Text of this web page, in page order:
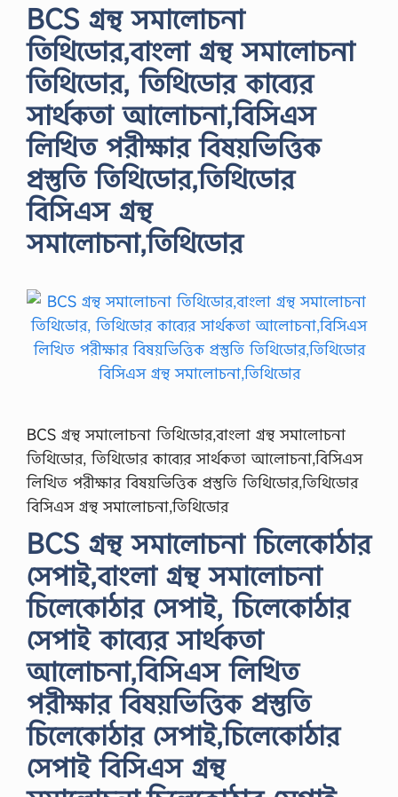
BCS গ্রন্থ সমালোচনা
তিথিডোর,বাংলা গ্রন্থ সমালোচনা
তিথিডোর, তিথিডোর কাব্যের
সার্থকতা আলোচনা,বিসিএস
লিখিত পরীক্ষার বিষয়ভিত্তিক
প্রস্তুতি তিথিডোর,তিথিডোর
বিসিএস গ্রন্থ
সমালোচনা,তিথিডোর
BCS গ্রন্থ সমালোচনা তিথিডোর,বাংলা গ্রন্থ সমালোচনা
তিথিডোর, তিথিডোর কাব্যের সার্থকতা আলোচনা,বিসিএস
লিখিত পরীক্ষার বিষয়ভিত্তিক প্রস্তুতি তিথিডোর,তিথিডোর
বিসিএস গ্রন্থ সমালোচনা,তিথিডোর
BCS গ্রন্থ সমালোচনা চিলেকোঠার
সেপাই,বাংলা গ্রন্থ সমালোচনা
চিলেকোঠার সেপাই, চিলেকোঠার
সেপাই কাব্যের সার্থকতা
আলোচনা,বিসিএস লিখিত
পরীক্ষার বিষয়ভিত্তিক প্রস্তুতি
চিলেকোঠার সেপাই,চিলেকোঠার
সেপাই বিসিএস গ্রন্থ